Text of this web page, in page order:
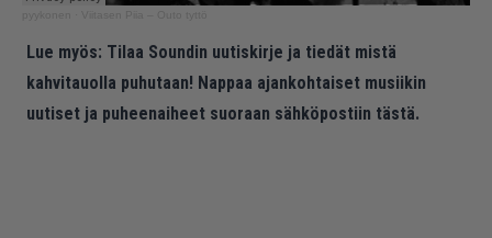
Lue myös: Tilaa Soundin uutiskirje ja tiedät mistä
kahvitauolla puhutaan! Nappaa ajankohtaiset musiikin
uutiset ja puheenaiheet suoraan sähköpostiin tästä.